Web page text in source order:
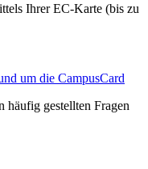
Ihrer EC-Karte (bis zu
um die CampusCard
gestellten Fragen